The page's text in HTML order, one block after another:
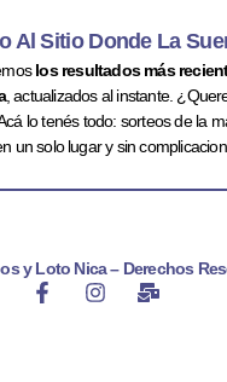
Al Sitio Donde La
los resultados más
, actualizados al instante.
lo tenés todo: sorteos de la
un solo lugar y sin
y Loto Nica – Derechos
F
I
M